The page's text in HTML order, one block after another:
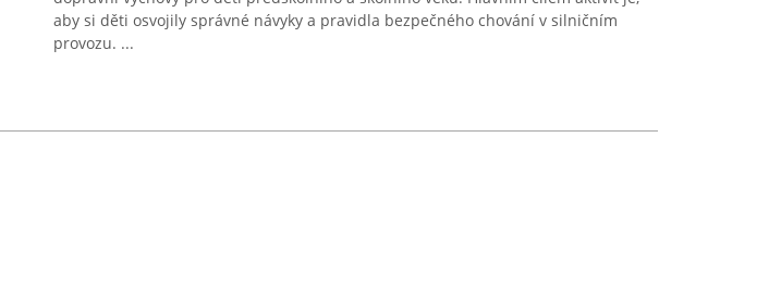
aby si děti osvojily správné návyky a pravidla bezpečného chování v silničním
provozu. ...